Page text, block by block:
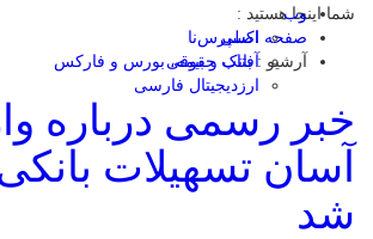
وب
اکسپرس‌نا
آفتاب حقوقی
ارزدیجیتال فارسی
شما اینجا هستید :
صفحه اصلی
آرشیو :بانک و بیمه، بورس و فارکس
خبر رسمی درباره
آسان تسهیلات
شد